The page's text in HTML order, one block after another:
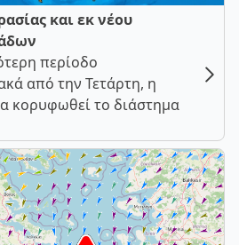
και εκ νέου
περίοδο
από την Τετάρτη, η
κορυφωθεί το διάστημα